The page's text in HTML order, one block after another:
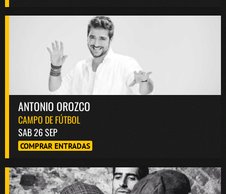
ANTONIO OROZCO
CAMPO DE FÚTBOL
SAB 26 SEP
COMPRAR ENTRADAS